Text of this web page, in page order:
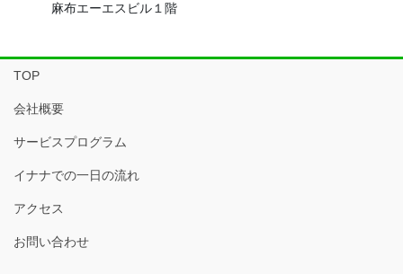
麻布エーエスビル１階
TOP
会社概要
サービスプログラム
イナナでの一日の流れ
アクセス
お問い合わせ